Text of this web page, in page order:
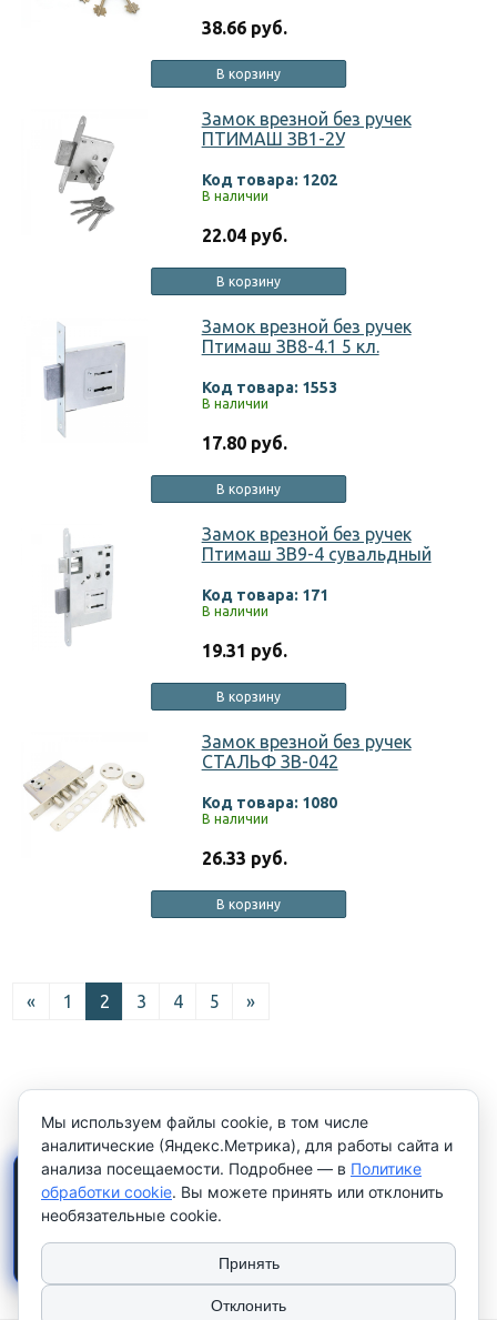
38.66 руб.
В корзину
Замок врезной без ручек
ПТИМАШ ЗВ1-2У
Код товара: 1202
В наличии
22.04 руб.
В корзину
Замок врезной без ручек
Птимаш ЗВ8-4.1 5 кл.
Код товара: 1553
В наличии
17.80 руб.
В корзину
Замок врезной без ручек
Птимаш ЗВ9-4 сувальдный
Код товара: 171
В наличии
19.31 руб.
В корзину
Замок врезной без ручек
СТАЛЬФ ЗВ-042
Код товара: 1080
В наличии
26.33 руб.
В корзину
« 1 2 3 4 5 »
Мы используем файлы cookie, в том числе
аналитические (Яндекс.Метрика), для работы сайта и
анализа посещаемости. Подробнее — в Политике
обработки cookie. Вы можете принять или отклонить
необязательные cookie.
Принять
Отклонить
×
Работаем только с
юридическими лицами и
индивидуальными
предпринимателями. Цены